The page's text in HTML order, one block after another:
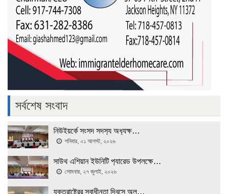
সর্বশেষ সংবাদ
নিউইয়র্কে সংসদ সদস‍্য অধ‍্যক্ষ…
শনিবার, ০১ আগস্ট, ২০২৬
সাউথ এশিয়ান ইউনিটি প‍্যারেড উপলক্ষে…
সোমবার, ২৭ জুলাই, ২০২৬
যুক্তরাষ্ট্রের স্বাধীনতা দিবসে অল…